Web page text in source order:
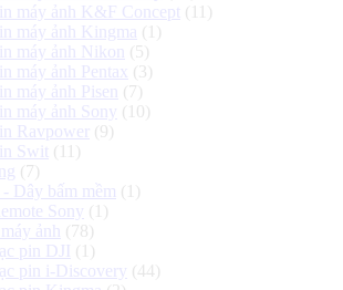
máy ảnh K&F Concept (11)
máy ảnh Kingma (1)
máy ảnh Nikon
(5)
máy ảnh Pentax (3)
máy ảnh Pisen
(7)
máy ảnh Sony (10)
Ravpower
(9)
Swit (11)
(7)
- Dây bấm mềm (1)
Sony (1)
ảnh
(78)
pin DJI (1)
pin i-Discovery (44)